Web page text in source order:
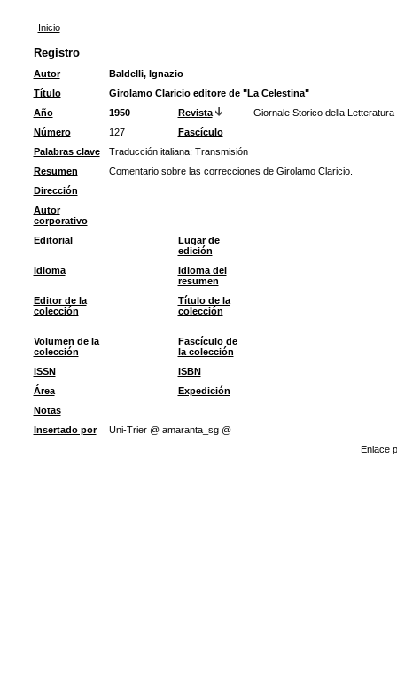
Inicio
Registro
Autor
Baldelli, Ignazio
Título
Girolamo Claricio editore de "La Celestina"
Año
1950 Revista
Giornale Storico della Letteratura
Número
127
Fascículo
Palabras clave
Traducción italiana; Transmisión
Resumen
Comentario sobre las correcciones de Girolamo Claricio.
Dirección
Autor
corporativo
Editorial
Lugar de
edición
Idioma
Idioma del
resumen
Editor de la
colección
Título de la
colección
Volumen de la
colección
Fascículo de
la colección
ISSN
ISBN
Área
Expedición
Notas
Insertado por
Uni-Trier @ amaranta_sg @
Enlace